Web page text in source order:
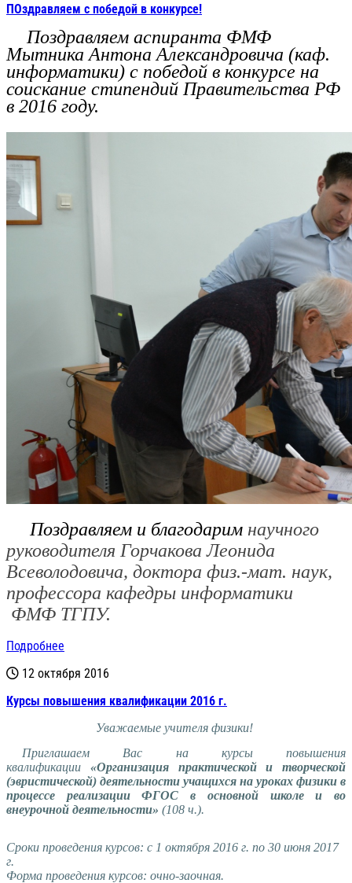
ПОздравляем с победой в конкурсе!
Поздравляем аспиранта ФМФ
Мытника Антона Александровича (каф.
информатики) с победой в конкурсе на
соискание стипендий Правительства РФ
в 2016 году.
Поздравляем и благодарим научного
руководителя Горчакова Леонида
Всеволодовича, доктора физ.-мат. наук,
профессора кафедры информатики
ФМФ ТГПУ.
Подробнее
12 октября 2016
Курсы повышения квалификации 2016 г.
Уважаемые учителя физики!
Приглашаем Вас на курсы повышения
квалификации «Организация практической и творческой
(эвристической) деятельности учащихся на уроках физики в
процессе реализации ФГОС в основной школе и во
внеурочной деятельности» (108 ч.).
Сроки проведения курсов: с 1 октября 2016 г. по 30 июня 2017
г.
Форма проведения курсов: очно-заочная.